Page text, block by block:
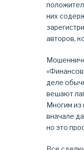
них
авторов,
деле
вешают
Многим из
вначале
но это